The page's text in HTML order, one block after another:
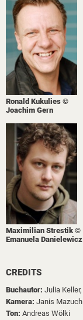
Ronald Kukulies ©
Joachim Gern
Maximilian Strestik ©
Emanuela Danielewicz
CREDITS
Buchautor: Julia Keller,
Kamera: Janis Mazuch
Ton: Andreas Wölki